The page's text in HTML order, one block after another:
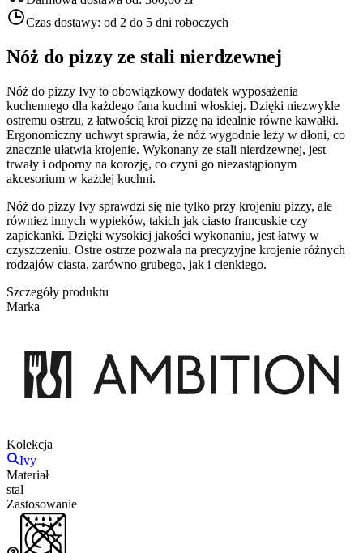
Czas dostawy: od 2 do 5 dni roboczych
Nóż do pizzy ze stali nierdzewnej
Nóż do pizzy Ivy to obowiązkowy dodatek wyposażenia
kuchennego dla każdego fana kuchni włoskiej. Dzięki niezwykle
ostremu ostrzu, z łatwością kroi pizzę na idealnie równe kawałki.
Ergonomiczny uchwyt sprawia, że nóż wygodnie leży w dłoni, co
znacznie ułatwia krojenie. Wykonany ze stali nierdzewnej, jest
trwały i odporny na korozję, co czyni go niezastąpionym
akcesorium w każdej kuchni.
Nóż do pizzy Ivy sprawdzi się nie tylko przy krojeniu pizzy, ale
również innych wypieków, takich jak ciasto francuskie czy
zapiekanki. Dzięki wysokiej jakości wykonaniu, jest łatwy w
czyszczeniu. Ostre ostrze pozwala na precyzyjne krojenie różnych
rodzajów ciasta, zarówno grubego, jak i cienkiego.
Szczegóły produktu
Marka
Kolekcja
Ivy
Materiał
stal
Zastosowanie